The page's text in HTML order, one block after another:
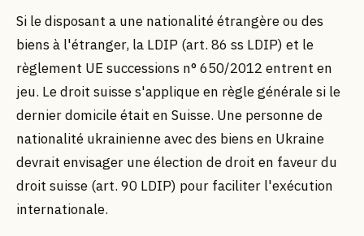
Si le disposant a une nationalité étrangère ou des
biens à l'étranger, la LDIP (art. 86 ss LDIP) et le
règlement UE successions n° 650/2012 entrent en
jeu. Le droit suisse s'applique en règle générale si le
dernier domicile était en Suisse. Une personne de
nationalité ukrainienne avec des biens en Ukraine
devrait envisager une élection de droit en faveur du
droit suisse (art. 90 LDIP) pour faciliter l'exécution
internationale.